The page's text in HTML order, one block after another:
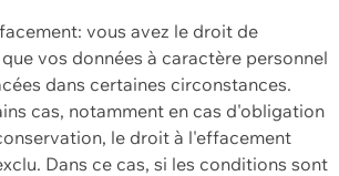
vous avez le droit de
vos données à caractère personnel
dans certaines circonstances.
cas, notamment en cas d'obligation
le droit à l'effacement
Dans ce cas, si les conditions sont